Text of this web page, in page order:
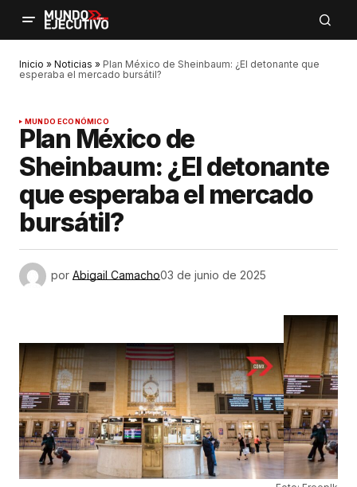
Inicio » Noticias » Plan México de Sheinbaum: ¿El detonante que
esperaba el mercado bursátil?
MUNDO ECONÓMICO
Plan México de
Sheinbaum: ¿El detonante
que esperaba el mercado
bursátil?
por Abigail Camacho03 de junio de 2025